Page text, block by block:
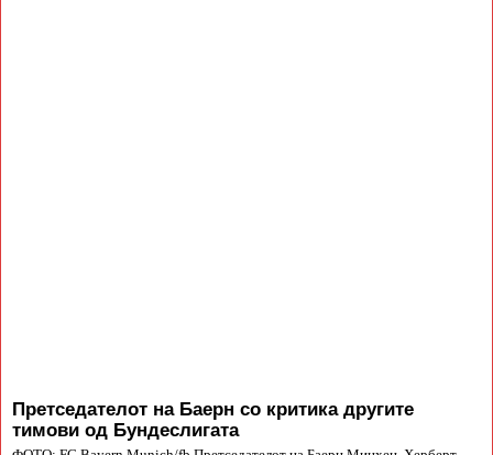
Претседателот на Баерн со критика другите
тимови од Бундеслигата